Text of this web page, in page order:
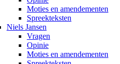
Moties en amendementen
Spreekteksten
Niels Jansen
Vragen
Opinie
Moties en amendementen